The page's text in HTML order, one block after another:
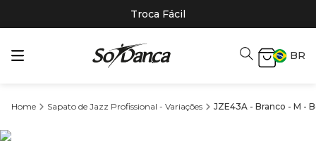
Troca Fácil
BR
Sapato de Jazz Profissional - Variações JZE43A - Branco - M -